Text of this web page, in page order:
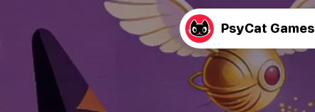
PsyCat Games